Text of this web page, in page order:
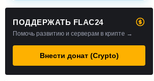
ПОДДЕРЖАТЬ FLAC24
Помочь развитию и серверам в крипте →
Внести донат (Crypto)